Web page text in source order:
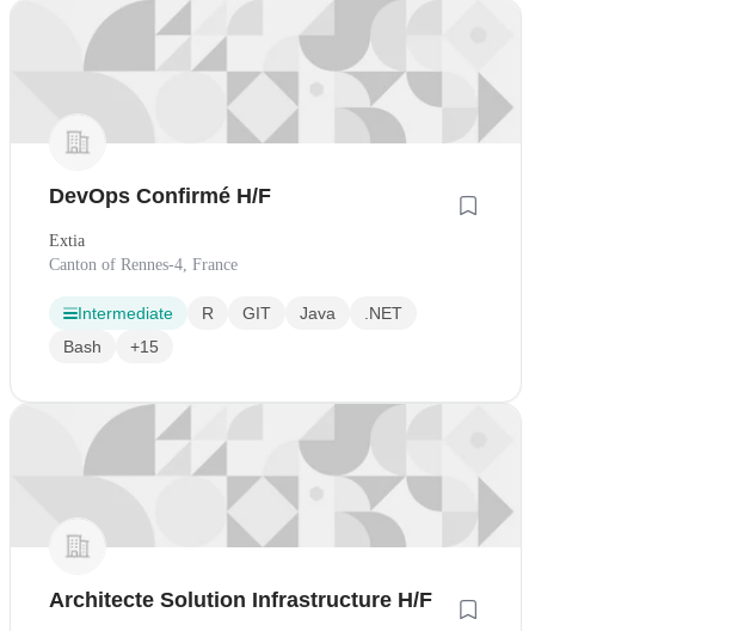
DevOps Confirmé H/F
Extia
Canton of Rennes-4, France
Intermediate R GIT Java
.NET
Bash
+15
Architecte Solution Infrastructure H/F